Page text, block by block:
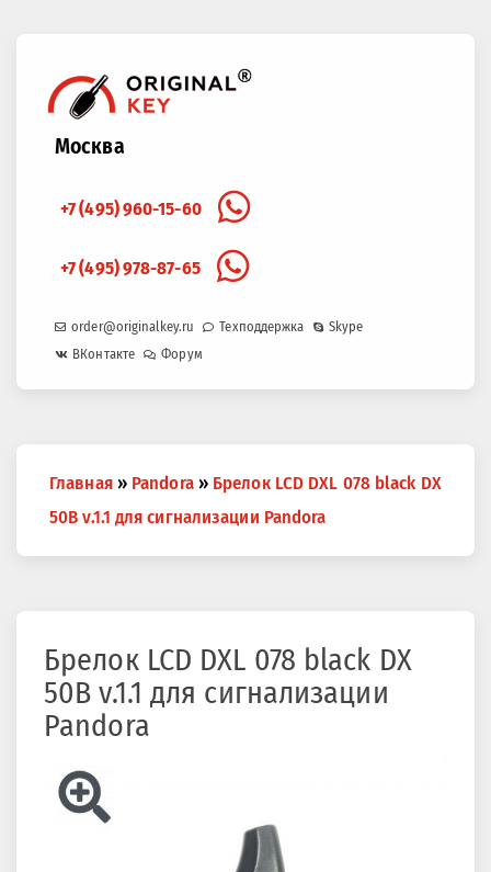
Москва
+7 (495) 960-15-60
+7 (495) 978-87-65
order@originalkey.ru Техподдержка
Skype
ВКонтакте
Форум
здесь
Главная » Pandora » Брелок LCD DXL 078 black DX
50B v.1.1 для сигнализации Pandora
Брелок LCD DXL 078 black DX
50B v.1.1 для сигнализации
Pandora